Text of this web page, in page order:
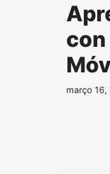
março 16,